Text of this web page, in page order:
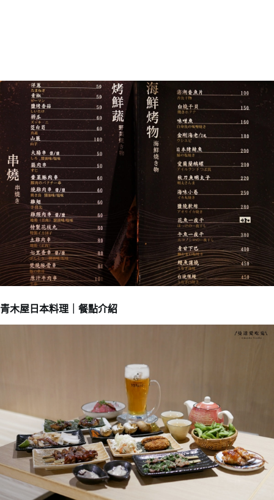
青木屋日本料理｜餐點介紹